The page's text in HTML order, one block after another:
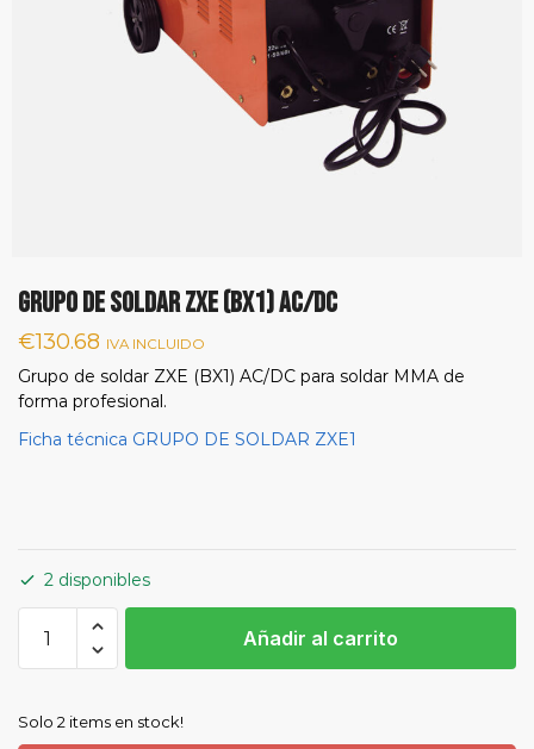
GRUPO DE SOLDAR ZXE (BX1) AC/DC
€130.68 IVA INCLUIDO
Grupo de soldar ZXE (BX1) AC/DC para soldar MMA de
forma profesional.
Ficha técnica GRUPO DE SOLDAR ZXE1
2 disponibles
(BX1)
Añadir al carrito
Solo 2 items en stock!